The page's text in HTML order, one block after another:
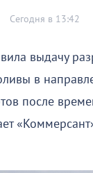
Сегодня в 13:42
выдачу
в
после